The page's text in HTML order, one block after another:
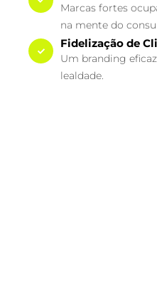
Marcas fortes
na mente do
Fidelização de
Um branding
lealdade.